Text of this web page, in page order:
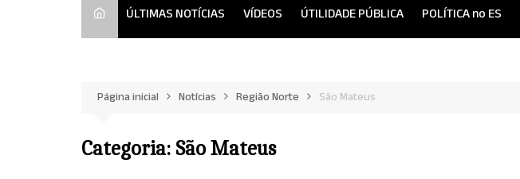
ÚLTIMAS NOTÍCIAS VÍDEOS ÚTILIDADE PÚBLICA POLÍTICA no ES
Página inicial Notícias Região Norte São Mateus
Categoria: São Mateus